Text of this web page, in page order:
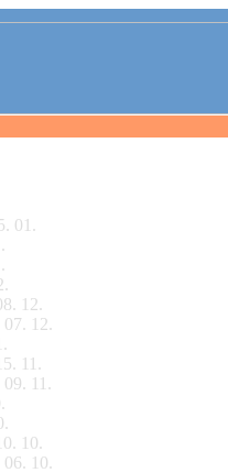
01.
12.
07. 12.
11.
09. 11.
10.
06. 10.